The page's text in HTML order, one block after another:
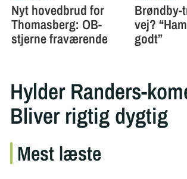
Hylder Randers-
Bliver rigtig dygtig
Mest læste